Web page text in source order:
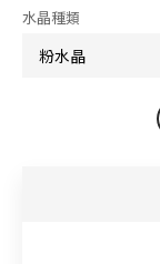
水晶種類